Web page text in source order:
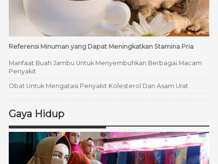
Referensi Minuman yang Dapat Meningkatkan Stamina Pria
Manfaat Buah Jambu Untuk Menyembuhkan Berbagai Macam
Penyakit
Obat Untuk Mengatasi Penyakit Kolesterol Dan Asam Urat
Gaya Hidup